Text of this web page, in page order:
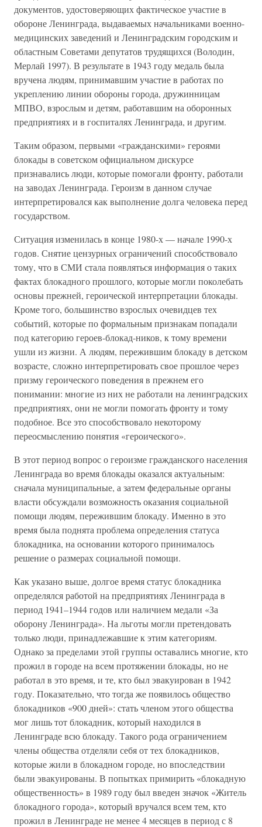
документов, удостоверяющих фактическое участие в
обороне Ленинграда, выдаваемых начальниками военно-
медицинских заведений и Ленинградским городским и
областным Советами депутатов трудящихся (Володин,
Мерлай 1997). В результате в 1943 году медаль была
вручена людям, принимавшим участие в работах по
укреплению линии обороны города, дружинницам
МПВО, взрослым и детям, работавшим на оборонных
предприятиях и в госпиталях Ленинграда, и другим.
Таким образом, первыми «гражданскими» героями
блокады в советском официальном дискурсе
признавались люди, которые помогали фронту, работали
на заводах Ленинграда. Героизм в данном случае
интерпретировался как выполнение долга человека перед
государством.
Ситуация изменилась в конце 1980-х — начале 1990-х
годов. Снятие цензурных ограничений способствовало
тому, что в СМИ стала появляться информация о таких
фактах блокадного прошлого, которые могли поколебать
основы прежней, героической интерпретации блокады.
Кроме того, большинство взрослых очевидцев тех
событий, которые по формальным признакам попадали
под категорию героев-блокад-ников, к тому времени
ушли из жизни. А людям, пережившим блокаду в детском
возрасте, сложно интерпретировать свое прошлое через
призму героического поведения в прежнем его
понимании: многие из них не работали на ленинградских
предприятиях, они не могли помогать фронту и тому
подобное. Все это способствовало некоторому
переосмыслению понятия «героического».
В этот период вопрос о героизме гражданского населения
Ленинграда во время блокады оказался актуальным:
сначала муниципальные, а затем федеральные органы
власти обсуждали возможность оказания социальной
помощи людям, пережившим блокаду. Именно в это
время была поднята проблема определения статуса
блокадника, на основании которого принималось
решение о размерах социальной помощи.
Как указано выше, долгое время статус блокадника
определялся работой на предприятиях Ленинграда в
период 1941–1944 годов или наличием медали «За
оборону Ленинграда». На льготы могли претендовать
только люди, принадлежавшие к этим категориям.
Однако за пределами этой группы оставались многие, кто
прожил в городе на всем протяжении блокады, но не
работал в это время, и те, кто был эвакуирован в 1942
году. Показательно, что тогда же появилось общество
блокадников «900 дней»: стать членом этого общества
мог лишь тот блокадник, который находился в
Ленинграде всю блокаду. Такого рода ограничением
члены общества отделяли себя от тех блокадников,
которые жили в блокадном городе, но впоследствии
были эвакуированы. В попытках примирить «блокадную
общественность» в 1989 году был введен значок «Житель
блокадного города», который вручался всем тем, кто
прожил в Ленинграде не менее 4 месяцев в период с 8